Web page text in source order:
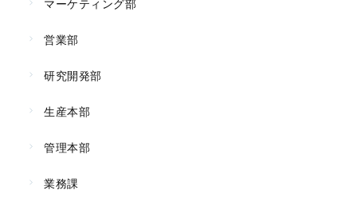
マーケティング部
営業部
研究開発部
生産本部
管理本部
業務課